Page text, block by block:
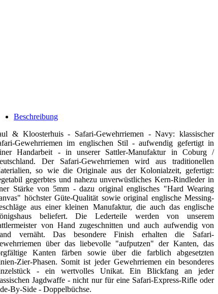
Beschreibung
& Kloosterhuis - Safari-Gewehrriemen - Navy: klassischer
Gewehrriemen im englischen Stil - aufwendig gefertigt in
Handarbeit - in unserer Sattler-Manufaktur in Coburg /
Der Safari-Gewehrriemen wird aus traditionellen
so wie die Originale aus der Kolonialzeit, gefertigt:
gegerbtes und nahezu unverwüstliches Kern-Rindleder in
Stärke von 5mm - dazu original englisches "Hard Wearing
höchster Güte-Qualität sowie original englische Messing-
aus einer kleinen Manufaktur, die auch das englische
beliefert. Die Lederteile werden von unserem
von Hand zugeschnitten und auch aufwendig von
vernäht. Das besondere Finish erhalten die Safari-
über das liebevolle "aufputzen" der Kanten, das
Kanten färben sowie über die farblich abgesetzten
Zier-Phasen. Somit ist jeder Gewehrriemen ein besonderes
- ein wertvolles Unikat. Ein Blickfang an jeder
Jagdwaffe - nicht nur für eine Safari-Express-Rifle oder
By-Side - Doppelbüchse.